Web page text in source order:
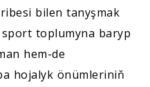
bilen tanyşmak
toplumyna baryp
hem-de
hojalyk önümleriniň